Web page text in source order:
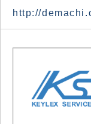
http://